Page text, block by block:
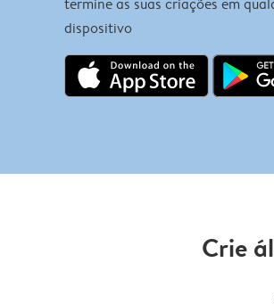
termine as suas criações em
dispositivo
Crie